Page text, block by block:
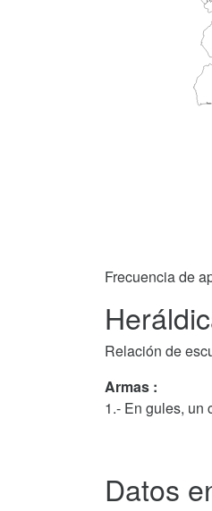
Frecuencia de
Relación de
Armas :
1.- En gules, un
Datos